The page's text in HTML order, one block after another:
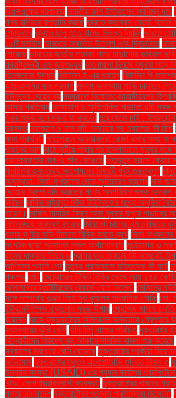
বিএসএফের ধরপাকড় ভারতীয় রুপি ইতিহাসের সর্বনিম্ন দরে
পণ্য রাশিয়ায় রপ্তানি করছে ভারতে কংগ্রেস নেত্রী
গ্রেফতার ভারতে চালু হতে যাচ্ছে উড়ন্ত ট্যাক্সি ভারতে
১০টি মসজিদ ভারতের অযাচিত উদ্বেগ এবং দ্বিচারিতা
পেয়েছে ভারতের জাতীয় পতাকা পায়ে মাড়ানোর ভাইরাল ছবি
পররাষ্ট্রমন্ত্রী এস জয়শঙ্কর ভালোবাসা দিবসে যমুনায় পড়ে
তিনজনকে উদ্ধার ভিটামিন ই-এর গুরুত্ব ভিটামিন বি
এইচএসসির ফল প্রকাশ মদ্যপ অবস্থায় গাড়ি চালাতে
ইউনূসের মেয়ের নয় মধ্যরাতে বিক্ষোভ: জাহাঙ্গীরনগর
আসার প্রতিবাদ মনোযোগ ও স্মৃতিশক্তি বাড়াতে ৯টি সহজ
ত্বক শুষ্ক হলে দ্রুত যা করবেন মরে যেতে চাই’:
দুরবস্থা মহাকাশে ৯ মাস বন্দী: সবচেয়ে বড় চ্যালেঞ্জ কী ছিল
ক্ষমা প্রার্থনা" মাইগ্রেনে আক্রান্তরা রোজা রাখার সময় যা
ওজনের আলু মাঠে লুটিয়ে পড়ার পর হাসপাতালে মৃত্যুর
ব্যানক্রফটের নাক ও কাঁধ ভেঙেছে মাতৃমৃত্যু হ্রাসে কেয়ার
মানচিত্র এবং তথ্য সংশোধনের বিষয়টি খুবই গুরুত্বপূর্ণ
অসুস্থতা: মির্জা ফখরুলের মেয়ে স্মৃতিচারণ করলেন মার্ক
ডোনাল্ড ট্রাম্প যদি ভারতের পণ্যে সমপরিমাণ শুল্ক আরোপ
নির্বাচন মার্কিন রাষ্ট্রদূত স্টিভ উইটকফের মধ্যে অনুষ্ঠিত
করেন। মার্কিন সামরিক বিমান আজ বুধবার দুপুরে
বিমানবন্দরে অবতরণ করেছে মিনিকেট চালের দাম কেজিতে
দফায় সু চির বাড়ি নিলামে বিক্রি করতে ব্যর্থ মির্জা
সংগঠক ছাড়া অন্যান্য সকল অর্গানোগ্রাম মুঠোফোন ও
বাসের ধাক্কায় নিহত ৬ মুরগির হাড় চিবানো কি আসলেই
আপিলের শুনানি শেষ মৃত্যুর প্রাক্কালে মস্তিষ্কে কী ঘটে
পঞ্চগড় মেটা মেট্রোরেল টিকিট বিক্রি থেকে আয় ২৪৪ কোটি
রোনালদোর হ্যাটট্রিকের রেকর্ডে যোগ দিলেন" মেসিদের
সঙ্গে সম্পর্কের গুঞ্জন নিয়ে মুখ খুললেন সাংবাদিক সোফি মো.
ইন্টারনেট স্পিড বাড়ানোর সহজ উপায় মোহাম্মদ সালাহ
রয়েছেন যাকে যুক্তরাষ্ট্রের অভিবাসন কর্মকর্তারা গ্রেপ্তার
ক্যানসারের ঝুঁকি বেশি যিনি টিপু নামেও পরিচিত যুক্তরাষ্ট্র
বিদ্রোহীদের বিরুদ্ধে বড় আকারে সামরিক হামলা শুরু করেছে
সর্বকালের সবচেয়ে বেশি বেড়েছে যুক্তরাষ্ট্রে পরকীয়া নিয়ে
অভিযোগ যুক্তরাষ্ট্রে স্কুলে এলোপাতাড়ি গুলিতে নিহত ৩
উন্নয়ন সংস্থা (USAID) এর প্রধান কার্যালয়
'থাড' ক্ষেপণাস্ত্রবিধ্বংসী ব্যবস্থা: যুক্তরাষ্ট্রের বাজারে
পড়ছে বাংলাদেশ যুক্তরাষ্ট্রের শুল্কের প্রতিক্রিয়া হিসেবে"